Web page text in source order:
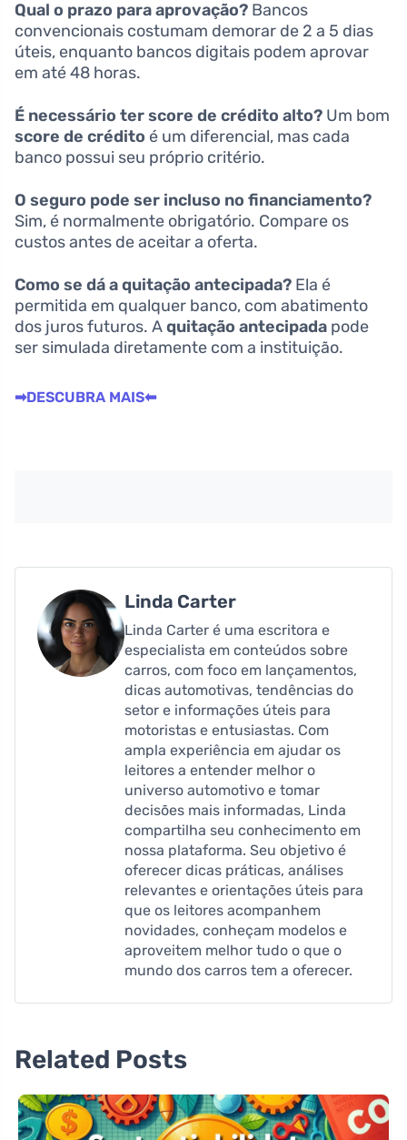
Qual o prazo para aprovação? Bancos
convencionais costumam demorar de 2 a 5 dias
úteis, enquanto bancos digitais podem aprovar
em até 48 horas.
É necessário ter score de crédito alto? Um bom
score de crédito é um diferencial, mas cada
banco possui seu próprio critério.
O seguro pode ser incluso no financiamento?
Sim, é normalmente obrigatório. Compare os
custos antes de aceitar a oferta.
Como se dá a quitação antecipada? Ela é
permitida em qualquer banco, com abatimento
dos juros futuros. Aquitação antecipada pode
ser simulada diretamente com a instituição.
➡DESCUBRA MAIS⬅
Linda Carter
Linda Carter é uma escritora e
especialista em conteúdos sobre
carros, com foco em lançamentos,
dicas automotivas, tendências do
setor e informações úteis para
motoristas e entusiastas. Com
ampla experiência em ajudar os
leitores a entender melhor o
universo automotivo e tomar
decisões mais informadas, Linda
compartilha seu conhecimento em
nossa plataforma. Seu objetivo é
oferecer dicas práticas, análises
relevantes e orientações úteis para
que os leitores acompanhem
novidades, conheçam modelos e
aproveitem melhor tudo o que o
mundo dos carros tem a oferecer.
Related Posts